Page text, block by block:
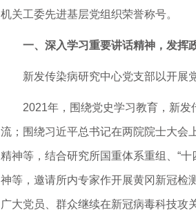
机关工委先进基层党组织荣誉称号。
一、深入学习重要讲话精神，发挥
新发传染病研究中心党支部以开展
2021年，围绕党史学习教育，新
流；围绕习近平总书记在两院院士大会
精神等，结合研究所国重体系重组、“
神等，邀请所内专家作开展黄冈新冠检
广大党员、群众继续在新冠病毒科技